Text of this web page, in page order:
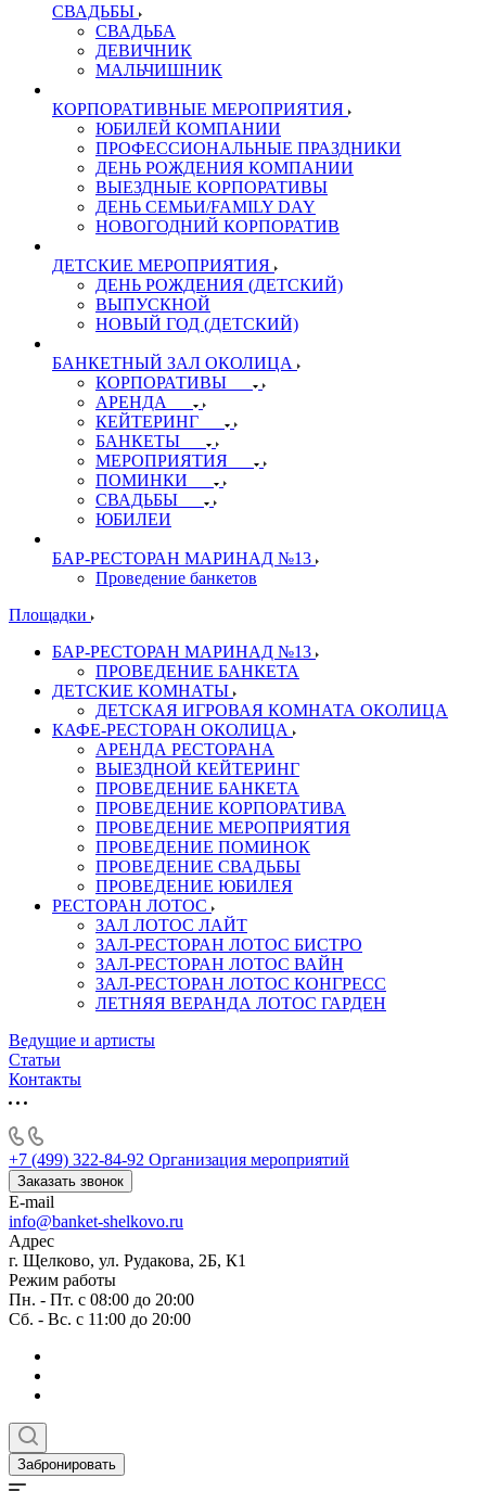
СВАДЬБЫ
СВАДЬБА
ДЕВИЧНИК
МАЛЬЧИШНИК
КОРПОРАТИВНЫЕ МЕРОПРИЯТИЯ
ЮБИЛЕЙ КОМПАНИИ
ПРОФЕССИОНАЛЬНЫЕ ПРАЗДНИКИ
ДЕНЬ РОЖДЕНИЯ КОМПАНИИ
ВЫЕЗДНЫЕ КОРПОРАТИВЫ
ДЕНЬ СЕМЬИ/FAMILY DAY
НОВОГОДНИЙ КОРПОРАТИВ
ДЕТСКИЕ МЕРОПРИЯТИЯ
ДЕНЬ РОЖДЕНИЯ (ДЕТСКИЙ)
ВЫПУСКНОЙ
НОВЫЙ ГОД (ДЕТСКИЙ)
БАНКЕТНЫЙ ЗАЛ ОКОЛИЦА
КОРПОРАТИВЫ
АРЕНДА
КЕЙТЕРИНГ
БАНКЕТЫ
МЕРОПРИЯТИЯ
ПОМИНКИ
СВАДЬБЫ
ЮБИЛЕИ
БАР-РЕСТОРАН МАРИНАД №13
Проведение банкетов
Площадки
БАР-РЕСТОРАН МАРИНАД №13
ПРОВЕДЕНИЕ БАНКЕТА
ДЕТСКИЕ КОМНАТЫ
ДЕТСКАЯ ИГРОВАЯ КОМНАТА ОКОЛИЦА
КАФЕ-РЕСТОРАН ОКОЛИЦА
АРЕНДА РЕСТОРАНА
ВЫЕЗДНОЙ КЕЙТЕРИНГ
ПРОВЕДЕНИЕ БАНКЕТА
ПРОВЕДЕНИЕ КОРПОРАТИВА
ПРОВЕДЕНИЕ МЕРОПРИЯТИЯ
ПРОВЕДЕНИЕ ПОМИНОК
ПРОВЕДЕНИЕ СВАДЬБЫ
ПРОВЕДЕНИЕ ЮБИЛЕЯ
РЕСТОРАН ЛОТОС
ЗАЛ ЛОТОС ЛАЙТ
ЗАЛ-РЕСТОРАН ЛОТОС БИСТРО
ЗАЛ-РЕСТОРАН ЛОТОС ВАЙН
ЗАЛ-РЕСТОРАН ЛОТОС КОНГРЕСС
ЛЕТНЯЯ ВЕРАНДА ЛОТОС ГАРДЕН
Ведущие и артисты
Статьи
Контакты
+7 (499) 322-84-92 Организация мероприятий
Заказать звонок
E-mail
info@banket-shelkovo.ru
Адрес
г. Щелково, ул. Рудакова, 2Б, К1
Режим работы
Пн. - Пт. с 08:00 до 20:00
Сб. - Вс. с 11:00 до 20:00
Забронировать